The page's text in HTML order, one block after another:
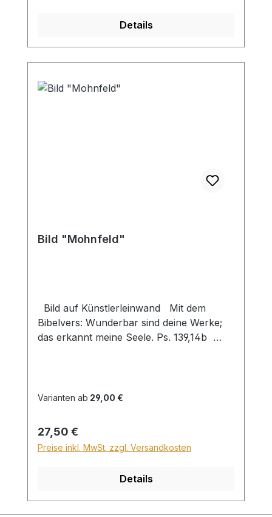
Details
Bild "Mohnfeld"
Bild auf Künstlerleinwand Mit dem
Bibelvers: Wunderbar sind deine Werke;
das erkannt meine Seele. Ps. 139,14b
Zuschlag für Sperrgut in Höhe von
Ausland beträgt der Sperrgutzuschlag
30€.
Varianten ab 29,00 €
Regulärer Preis:
27,50 €
Preise inkl. MwSt. zzgl. Versandkosten
Details